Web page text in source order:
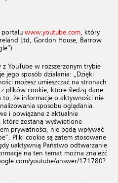
portalu www.youtube.com , który
Ltd, Gordon House, Barrow
YouTube w rozszerzonym trybie
jego sposób działania: „Dzięki
możesz umieszczać na stronach
plików cookie, które śledzą dane
to, że informacje o aktywności nie
sposobu oglądania.
i powiązane z aktualnie
które zostaną wyświetlone
prywatności, nie będą wpływać
Pliki cookie są zatem stosowane
uaktywnią Państwo odtwarzanie
na ten temat można znaleźć
youtube/answer/171780?